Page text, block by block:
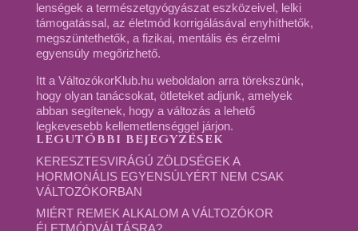
lenségek a természetgyógyászat eszközeivel, lelki
támogatással, az életmód korrigálásával enyhíthetők,
megszüntethetők, a fizikai, mentális és érzelmi
egyensúly megőrizhető.
Itt a VáltozókorKlub.hu weboldalon arra törekszünk,
hogy olyan tanácsokat, ötleteket adjunk, amelyek
abban segítenek, hogy a változás a lehető
legkevesebb kellemetlenséggel járjon.
LEGUTÓBBI BEJEGYZÉSEK
KERESZTESVIRÁGÚ ZÖLDSÉGEK A
HORMONÁLIS EGYENSÚLYÉRT NEM CSAK
VÁLTOZÓKORBAN
MIÉRT REMEK ALKALOM A VÁLTOZÓKOR
ÉLETMÓDVÁLTÁSRA?